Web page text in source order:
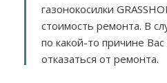
газонокосилки
стоимость ремонта. В
по какой-то причине
отказаться от ремонта.